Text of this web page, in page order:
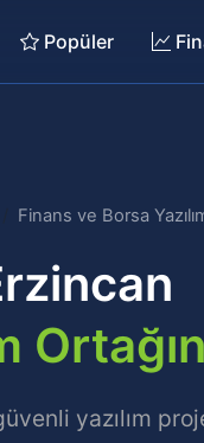
Popüler
Finans ve Borsa
yazılım